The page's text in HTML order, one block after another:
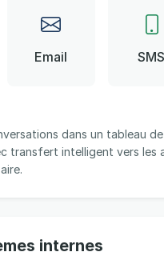
Email SMS
dans un tableau
transfert intelligent vers les
internes